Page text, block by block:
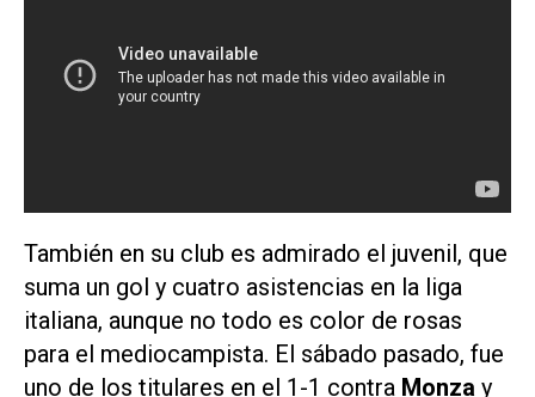
También en su club es admirado el juvenil, que
suma un gol y cuatro asistencias en la liga
italiana, aunque no todo es color de rosas
para el mediocampista. El sábado pasado, fue
uno de los titulares en el 1-1 contra Monza y